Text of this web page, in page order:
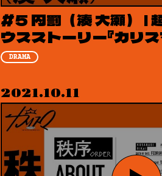
#5 内罰（湊 大瀬） |
ウスストーリー『カリス
DRAMA
2021.10.11